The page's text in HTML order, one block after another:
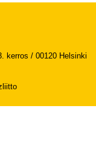
kerros / 00120 Helsinki